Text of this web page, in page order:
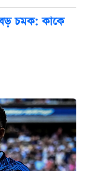
বড় চমক: কাকে